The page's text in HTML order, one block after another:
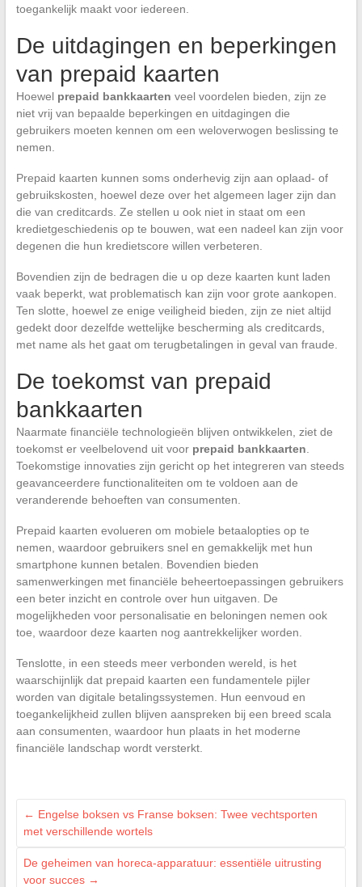
toegankelijk maakt voor iedereen.
De uitdagingen en beperkingen
van prepaid kaarten
Hoewel prepaid bankkaarten veel voordelen bieden, zijn ze
niet vrij van bepaalde beperkingen en uitdagingen die
gebruikers moeten kennen om een weloverwogen beslissing te
nemen.
Prepaid kaarten kunnen soms onderhevig zijn aan oplaad- of
gebruikskosten, hoewel deze over het algemeen lager zijn dan
die van creditcards. Ze stellen u ook niet in staat om een
kredietgeschiedenis op te bouwen, wat een nadeel kan zijn voor
degenen die hun kredietscore willen verbeteren.
Bovendien zijn de bedragen die u op deze kaarten kunt laden
vaak beperkt, wat problematisch kan zijn voor grote aankopen.
Ten slotte, hoewel ze enige veiligheid bieden, zijn ze niet altijd
gedekt door dezelfde wettelijke bescherming als creditcards,
met name als het gaat om terugbetalingen in geval van fraude.
De toekomst van prepaid
bankkaarten
Naarmate financiële technologieën blijven ontwikkelen, ziet de
toekomst er veelbelovend uit voor prepaid bankkaarten
Toekomstige innovaties zijn gericht op het integreren van steeds
geavanceerdere functionaliteiten om te voldoen aan de
veranderende behoeften van consumenten.
Prepaid kaarten evolueren om mobiele betaalopties op te
nemen, waardoor gebruikers snel en gemakkelijk met hun
smartphone kunnen betalen. Bovendien bieden
samenwerkingen met financiële beheertoepassingen gebruikers
een beter inzicht en controle over hun uitgaven. De
mogelijkheden voor personalisatie en beloningen nemen ook
toe, waardoor deze kaarten nog aantrekkelijker worden.
Tenslotte, in een steeds meer verbonden wereld, is het
waarschijnlijk dat prepaid kaarten een fundamentele pijler
worden van digitale betalingssystemen. Hun eenvoud en
toegankelijkheid zullen blijven aanspreken bij een breed scala
aan consumenten, waardoor hun plaats in het moderne
financiële landschap wordt versterkt.
← Engelse boksen vs Franse boksen: Twee vechtsporten
met verschillende wortels
De geheimen van horeca-apparatuur: essentiële uitrusting
voor succes →